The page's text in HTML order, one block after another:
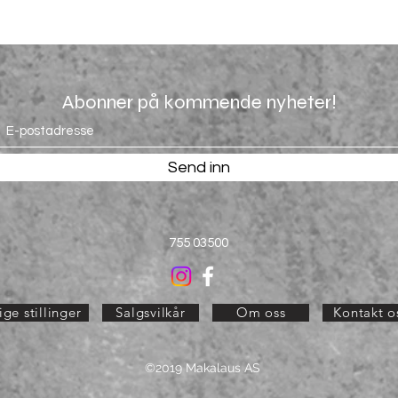
Abonner på kommende nyheter!
Send inn
755 03500
stillinger Salgsvilkår Om oss Kontakt
©2019 Makalaus AS